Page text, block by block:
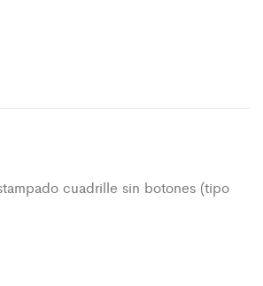
cuadrille sin botones (tipo